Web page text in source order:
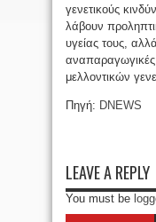
γενετικούς
λάβουν
υγείας τους,
αναπαραγωγικές
μελλοντικών
Πηγή: DNEWS
LEAVE A REPLY
You must be